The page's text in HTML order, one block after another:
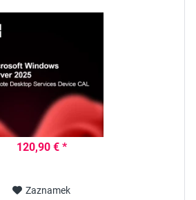
120,90 € *
Zaznamek